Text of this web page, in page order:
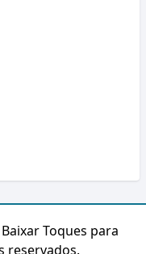
Toques para
reservados.